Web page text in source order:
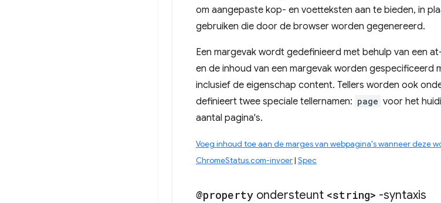
om aangepaste kop- en voetteksten aan te bieden, in
gebruiken die door de browser worden gegenereerd.
Een margevak wordt gedefinieerd met behulp van een
en de inhoud van een margevak worden gespecificeerd
inclusief de eigenschap content. Tellers worden ook
definieert twee speciale tellernamen: page voor het
aantal pagina's.
Voeg inhoud toe aan de marges van webpagina's wanneer deze
ChromeStatus.com-invoer| Spec
@property ondersteunt <string> -syntaxis